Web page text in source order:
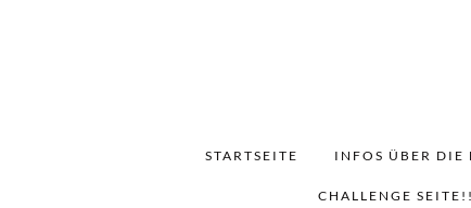
STARTSEITE INFOS ÜBER DIE
CHALLENGE